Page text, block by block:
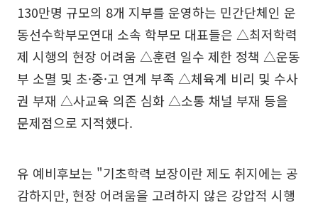
130만명 규모의 8개 지부를 운영하는 민간단체인 운
동선수학부모연대 소속 학부모 대표들은 △최저학력
제 시행의 현장 어려움 △훈련 일수 제한 정책 △운동
부 소멸 및 초·중·고 연계 부족 △체육계 비리 및 수사
권 부재 △사교육 의존 심화 △소통 채널 부재 등을
문제점으로 지적했다.
유 예비후보는 "기초학력 보장이란 제도 취지에는 공
감하지만, 현장 어려움을 고려하지 않은 강압적 시행